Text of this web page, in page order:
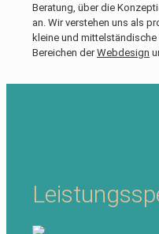
Beratung, über die
an. Wir verstehen uns als
kleine und mittelständische
Bereichen derWebdesign